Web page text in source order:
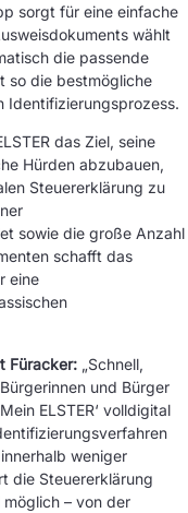
sorgt für eine einfache
wählt
die passende
so die bestmögliche
Identifizierungsprozess.
das Ziel, seine
Hürden abzubauen,
Steuererklärung zu
sowie die große Anzahl
schafft das
eine
Füracker: „Schnell,
und Bürger
ELSTER‘ volldigital
weniger
die Steuererklärung
möglich – von der